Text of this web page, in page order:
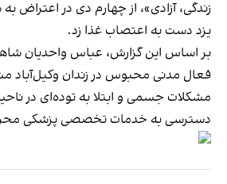
زندگی، آزادی»، از چهارم دی در اعتراض
یزد دست به اعتصاب غذا زد.
بر اساس این گزارش، عباس واحدیان
فعال مدنی محبوس در زندان وکیل‌آباد
مشکلات جسمی و ابتلا به توده‌ای در
دسترسی به خدمات تخصصی پزشکی